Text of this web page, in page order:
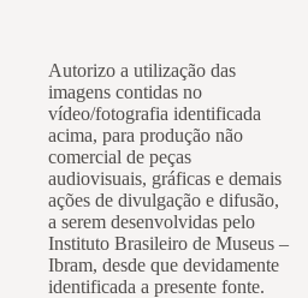
Autorizo a utilização das
imagens contidas no
vídeo/fotografia identificada
acima, para produção não
comercial de peças
audiovisuais, gráficas e demais
ações de divulgação e difusão,
a serem desenvolvidas pelo
Instituto Brasileiro de Museus –
Ibram, desde que devidamente
identificada a presente fonte.